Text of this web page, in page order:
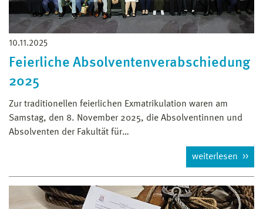
10.11.2025
Feierliche Absolventenverabschiedung
2025
Zur traditionellen feierlichen Exmatrikulation waren am
Samstag, den 8. November 2025, die Absolventinnen und
Absolventen der Fakultät für…
weiterlesen